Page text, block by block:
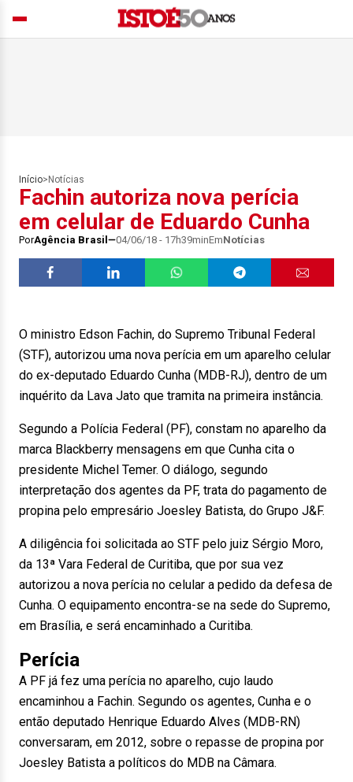
Início> Notícias
Fachin autoriza nova perícia
em celular de Eduardo Cunha
PorAgência Brasil 04/06/18 - 17h39minEmNotícias
O ministro Edson Fachin, do Supremo Tribunal Federal
(STF), autorizou uma nova perícia em um aparelho celular
do ex-deputado Eduardo Cunha (MDB-RJ), dentro de um
inquérito da Lava Jato que tramita na primeira instância.
Segundo a Polícia Federal (PF), constam no aparelho da
marca Blackberry mensagens em que Cunha cita o
presidente Michel Temer. O diálogo, segundo
interpretação dos agentes da PF, trata do pagamento de
propina pelo empresário Joesley Batista, do Grupo J&F.
A diligência foi solicitada ao STF pelo juiz Sérgio Moro,
da 13ª Vara Federal de Curitiba, que por sua vez
autorizou a nova perícia no celular a pedido da defesa de
Cunha. O equipamento encontra-se na sede do Supremo,
em Brasília, e será encaminhado a Curitiba.
Perícia
A PF já fez uma perícia no aparelho, cujo laudo
encaminhou a Fachin. Segundo os agentes, Cunha e o
então deputado Henrique Eduardo Alves (MDB-RN)
conversaram, em 2012, sobre o repasse de propina por
Joesley Batista a políticos do MDB na Câmara.